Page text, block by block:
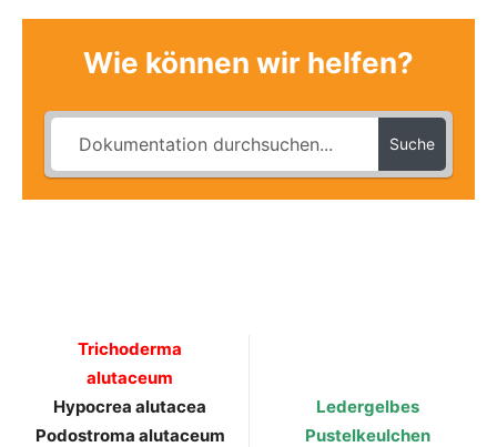
Wie können wir helfen?
Suche
Trichoderma
alutaceum
Hypocrea alutacea
Podostroma alutaceum
Ledergelbes
Pustelkeulchen